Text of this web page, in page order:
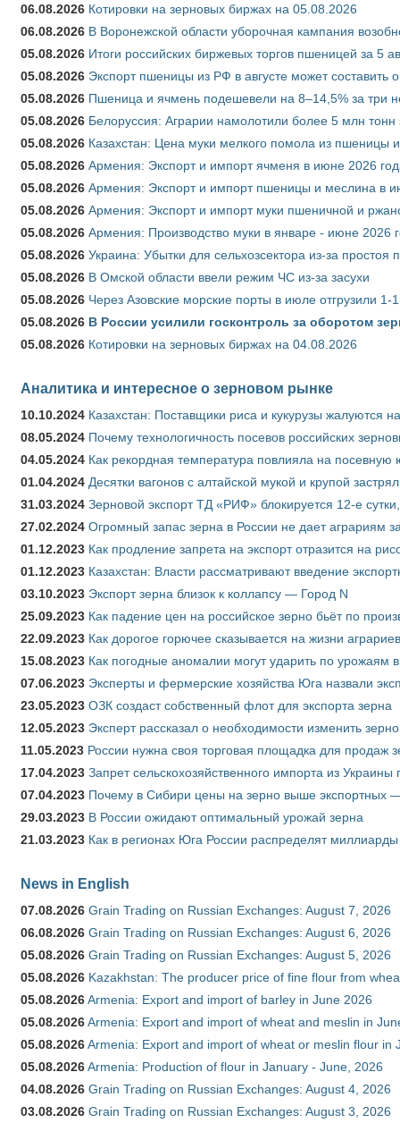
06.08.2026 Котировки на зерновых биржах на 05.08.2026
06.08.2026 В Воронежской области уборочная кампания
05.08.2026 Итоги российских биржевых торгов пшеницей за 5
05.08.2026 Экспорт пшеницы из РФ в августе может составить
05.08.2026 Пшеница и ячмень подешевели на 8–14,5% за три
05.08.2026 Белоруссия: Аграрии намолотили более 5 млн тонн
05.08.2026 Казахстан: Цена муки мелкого помола из пшеницы
05.08.2026 Армения: Экспорт и импорт ячменя в июне 2026
05.08.2026 Армения: Экспорт и импорт пшеницы и меслина в
05.08.2026 Армения: Экспорт и импорт муки пшеничной и
05.08.2026 Армения: Производство муки в январе - июне 2026
05.08.2026 Украина: Убытки для сельхозсектора из-за простоя
05.08.2026 В Омской области ввели режим ЧС из-за засухи
05.08.2026 Через Азовские морские порты в июле отгрузили
05.08.2026 В России усилили госконтроль за оборотом
05.08.2026 Котировки на зерновых биржах на 04.08.2026
Аналитика и интересное о зерновом рынке
10.10.2024 Казахстан: Поставщики риса и кукурузы жалуются
08.05.2024 Почему технологичность посевов российских
04.05.2024 Как рекордная температура повлияла на
01.04.2024 Десятки вагонов с алтайской мукой и крупой
31.03.2024 Зерновой экспорт ТД «РИФ» блокируется 12-е
27.02.2024 Огромный запас зерна в России не дает аграриям
01.12.2023 Как продление запрета на экспорт отразится на
01.12.2023 Казахстан: Власти рассматривают введение
03.10.2023 Экспорт зерна близок к коллапсу — Город N
25.09.2023 Как падение цен на российское зерно бьёт по
22.09.2023 Как дорогое горючее сказывается на жизни аграриев
15.08.2023 Как погодные аномалии могут ударить по урожаям
07.06.2023 Эксперты и фермерские хозяйства Юга назвали
23.05.2023 ОЗК создаст собственный флот для экспорта зерна
12.05.2023 Эксперт рассказал о необходимости изменить
11.05.2023 России нужна своя торговая площадка для продаж
17.04.2023 Запрет сельскохозяйственного импорта из
07.04.2023 Почему в Сибири цены на зерно выше экспортных
29.03.2023 В России ожидают оптимальный урожай зерна
21.03.2023 Как в регионах Юга России распределят
News in English
07.08.2026 Grain Trading on Russian Exchanges: August 7, 2026
06.08.2026 Grain Trading on Russian Exchanges: August 6, 2026
05.08.2026 Grain Trading on Russian Exchanges: August 5, 2026
05.08.2026 Kazakhstan: The producer price of fine flour from
05.08.2026Armenia: Export and import of barley in June 2026
05.08.2026Armenia: Export and import of wheat and meslin in
05.08.2026Armenia: Export and import of wheat or meslin flour in
05.08.2026Armenia: Production of flour in January - June, 2026
04.08.2026 Grain Trading on Russian Exchanges: August 4, 2026
03.08.2026 Grain Trading on Russian Exchanges: August 3, 2026